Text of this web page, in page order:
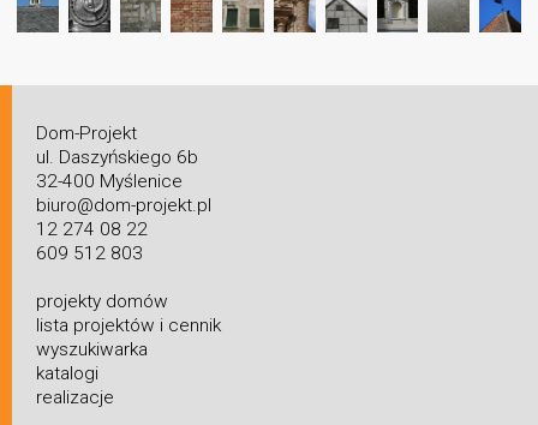
Dom-Projekt
ul. Daszyńskiego 6b
32-400 Myślenice
biuro@dom-projekt.pl
12 274 08 22
609 512 803
projekty domów
lista projektów i cennik
wyszukiwarka
katalogi
realizacje